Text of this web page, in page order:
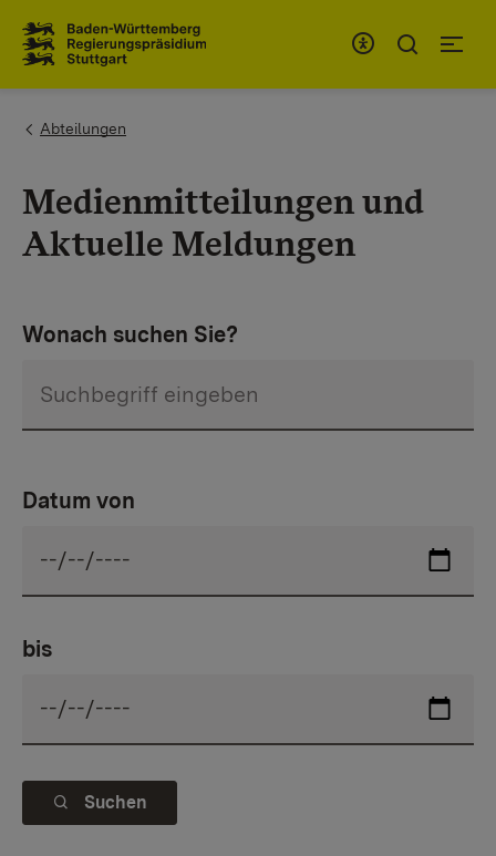
You are here:
Abteilungen
Medienmitteilungen und
Aktuelle Meldungen
Wonach suchen Sie?
Datum von
bis
Suchen